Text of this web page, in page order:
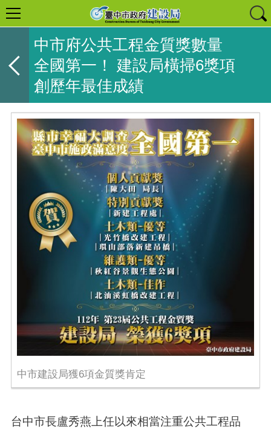
中市府公共工程金質獎數量
全國第一！ 建設局橫掃6獎項
創歷年最佳成績
中市建設局獲6項金質獎肯定
台中市長盧秀燕上任以來相當注重公共工程品